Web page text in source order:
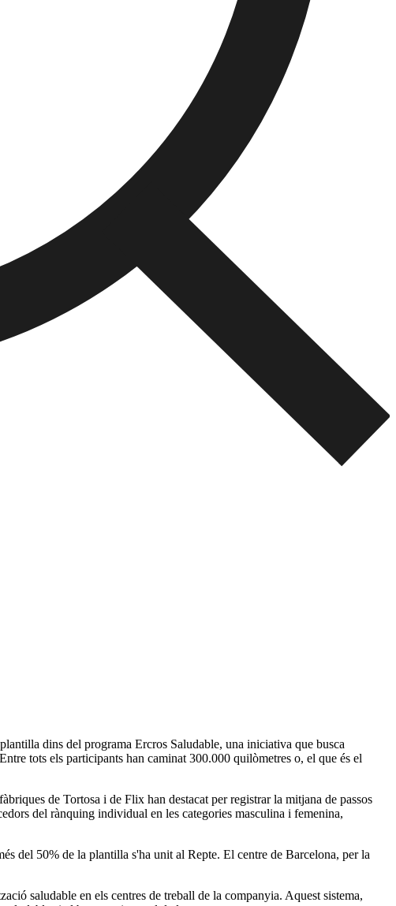
dins del programa Ercros Saludable, una iniciativa que busca
tots els participants han caminat 300.000 quilòmetres o, el que és el
de Tortosa i de Flix han destacat per registrar la mitjana de passos
del rànquing individual en les categories masculina i femenina,
del 50% de la plantilla s'ha unit al Repte. El centre de Barcelona, per la
saludable en els centres de treball de la companyia. Aquest sistema,